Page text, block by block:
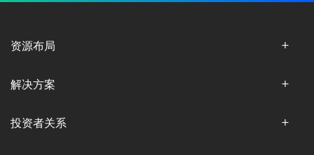
资源布局
解决方案
投资者关系